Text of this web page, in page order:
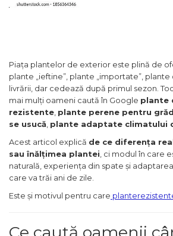
Piața plantelor de exterior este plină de
plante „ieftine”, plante „importate”, plante
livrării, dar cedează după primul sezon.
mai mulți oameni caută în Google plante
rezistente plante perene pentru
se usucă plante adaptate climatului
Acest articol explică de ce diferența
sau înălțimea plantei , ci modul în care
naturală, experiența din spate și
care va trăi ani de zile.
Este și motivul pentru care